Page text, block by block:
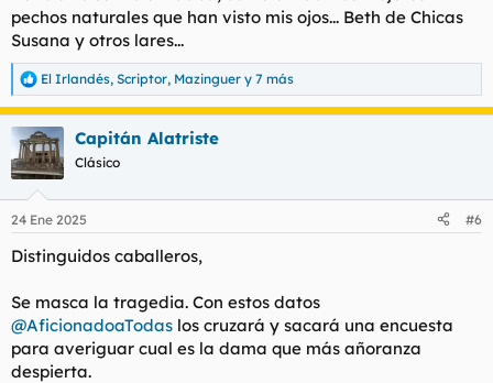
pechos naturales que han visto mis ojos... Beth de Chicas
Susana y otros lares...
R
e
a
c
c
i
e
:
El Irlandés, Scriptor, Mazinguer y 7 más
Capitán Alatriste
Clásico
24 Ene 2025 #6
Distinguidos caballeros,
Se masca la tragedia. Con estos datos
@AficionadoaTodas los cruzará y sacará una encuesta
para averiguar cual es la dama que más añoranza
despierta.